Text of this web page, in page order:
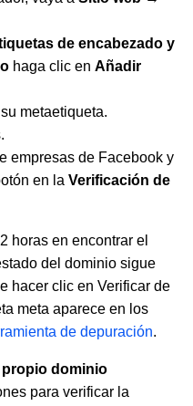
de encabezado y
haga clic en Añadir
metaetiqueta.
empresas de Facebook y
en la Verificación de
horas en encontrar el
del dominio sigue
hacer clic en Verificar de
meta aparece en los
de depuración.
dominio
para verificar la